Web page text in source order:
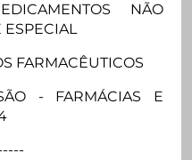
NÃO
ESPECIAL
FARMACÊUTICOS
- FARMÁCIAS E